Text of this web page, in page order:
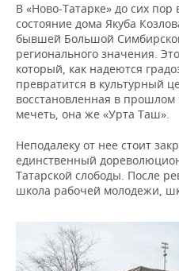
В «Ново-Татарке» до сих
состояние дома Якуба
бывшей Большой
регионального значения.
который, как надеются
превратится в культурный
восстановленная в прошлом
мечеть, она же «Урта Таш».
Неподалеку от нее стоит
единственный
Татарской слободы. После
школа рабочей молодежи,